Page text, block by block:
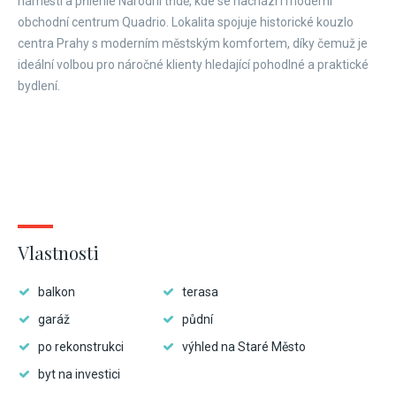
obchodní centrum Quadrio. Lokalita spojuje historické kouzlo
centra Prahy s moderním městským komfortem, díky čemuž je
ideální volbou pro náročné klienty hledající pohodlné a praktické
bydlení.
Vlastnosti
balkon
terasa
garáž
půdní
po rekonstrukci
výhled na Staré Město
byt na investici